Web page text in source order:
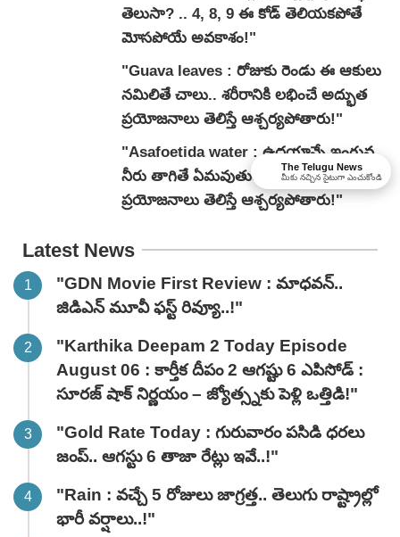
తెలుసా? .. 4, 8, 9 ఈ కోడ్ తెలియకపోతే
మోసపోయే అవకాశం!"
"Guava leaves : రోజుకు రెండు ఈ ఆకులు
నమిలితే చాలు.. శరీరానికి లభించే అద్భుత
ప్రయోజనాలు తెలిస్తే ఆశ్చర్యపోతారు!"
"Asafoetida water : ఉదయాన్నే ఇంగువ
నీరు తాగితే ఏమవుతుంది?.. ఈ అద్భుత
ప్రయోజనాలు తెలిస్తే ఆశ్చర్యపోతారు!"
Latest News
"GDN Movie First Review : మాధవన్..
జిడిఎన్ మూవీ ఫ‌స్ట్ రివ్యూ..!"
"Karthika Deepam 2 Today Episode
August 06 : కార్తీక దీపం 2 ఆగష్టు 6 ఎపిసోడ్ :
సూరజ్ షాక్ నిర్ణయం – జ్యోత్స్నకు పెళ్లి ఒత్తిడి!"
"Gold Rate Today : గురువారం పసిడి ధరలు
జంప్.. ఆగస్టు 6 తాజా రేట్లు ఇవే..!"
"Rain : వచ్చే 5 రోజులు జాగ్రత్త.. తెలుగు రాష్ట్రాల్లో
భారీ వ‌ర్షాలు..!"
The Telugu News
మీకు నచ్చిన సైటుగా ఎంచుకోండి